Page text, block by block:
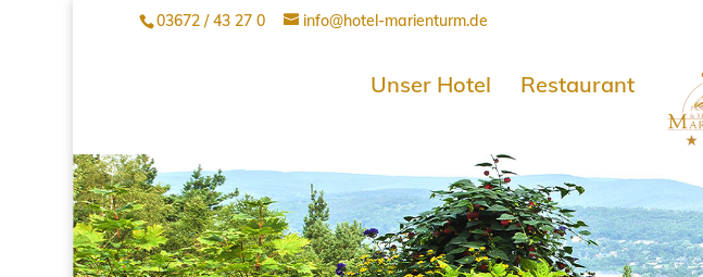
03672 / 43 27 0 info@hotel-marienturm.de
Unser Hotel Restaurant